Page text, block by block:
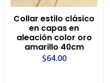
Collar estilo clásico
en capas en
aleación color oro
amarillo 40cm
$64.00